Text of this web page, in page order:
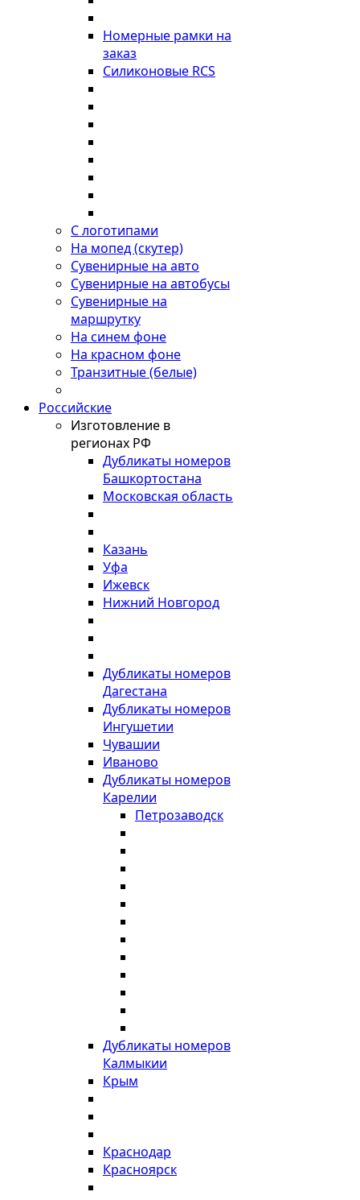
Номерные рамки на
заказ
Силиконовые RCS
С логотипами
На мопед (скутер)
Сувенирные на авто
Сувенирные на автобусы
Сувенирные на
маршрутку
На синем фоне
На красном фоне
Транзитные (белые)
Российские
Изготовление в
регионах РФ
Дубликаты номеров
Башкортостана
Московская область
Казань
Уфа
Ижевск
Нижний Новгород
Дубликаты номеров
Дагестана
Дубликаты номеров
Ингушетии
Чувашии
Иваново
Дубликаты номеров
Карелии
Петрозаводск
Дубликаты номеров
Калмыкии
Крым
Краснодар
Красноярск